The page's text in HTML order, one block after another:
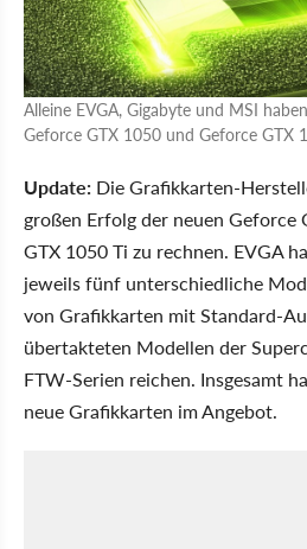
Alleine EVGA, Gigabyte und MSI
Geforce GTX 1050 und Geforce GTX
Update: Die Grafikkarten-
großen Erfolg der neuen Geforce
GTX 1050 Ti zu rechnen. EVGA
jeweils fünf unterschiedliche
von Grafikkarten mit Standard-
übertakteten Modellen der
FTW-Serien reichen. Insgesamt
neue Grafikkarten im Angebot.